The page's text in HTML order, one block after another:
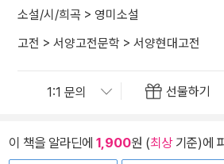
소설/시/희곡 > 영미소설
고전 > 서양고전문학 > 서양현대고전
선물하기
이 책을 알라딘에 1,900원 (최상기준)에